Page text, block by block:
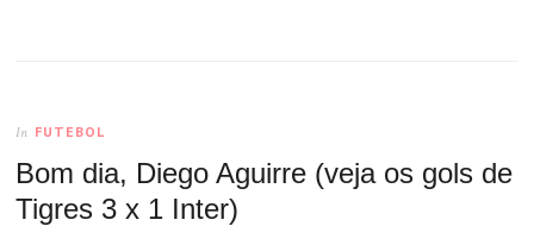
In FUTEBOL
Bom dia, Diego Aguirre (veja os gols de
Tigres 3 x 1 Inter)